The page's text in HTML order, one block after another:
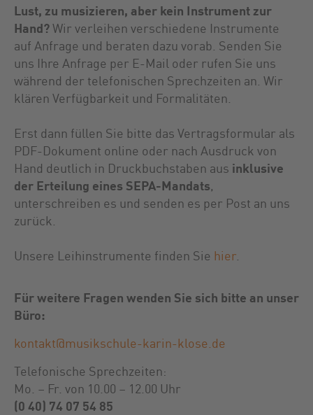
Lust, zu musizieren, aber kein Instrument zur
Hand?Wir verleihen verschiedene Instrumente
auf Anfrage und beraten dazu vorab. Senden Sie
uns Ihre Anfrage per E-Mail oder rufen Sie uns
während der telefonischen Sprechzeiten an. Wir
klären Verfügbarkeit und Formalitäten.
Erst dann füllen Sie bitte das Vertragsformular als
PDF-Dokument online oder nach Ausdruck von
Hand deutlich in Druckbuchstaben aus inklusive
der Erteilung eines SEPA-Mandats,
unterschreiben es und senden es per Post an uns
zurück.
Unsere Leihinstrumente finden Sie hier
Für weitere Fragen wenden Sie sich bitte an unser
Büro:
kontakt@musikschule-karin-klose.de
Telefonische Sprechzeiten:
Mo. – Fr. von 10.00 – 12.00 Uhr
(0 40) 74 07 54 85